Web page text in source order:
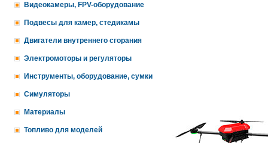
Видеокамеры, FPV-оборудование
Подвесы для камер, стедикамы
Двигатели внутреннего сгорания
Электромоторы и регуляторы
Инструменты, оборудование, сумки
Симуляторы
Материалы
Топливо для моделей